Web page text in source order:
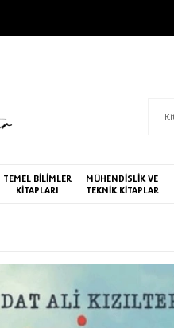
TEMEL BİLİMLER
KİTAPLARI
MÜHENDİSLİK VE
TEKNİK KİTAPLAR